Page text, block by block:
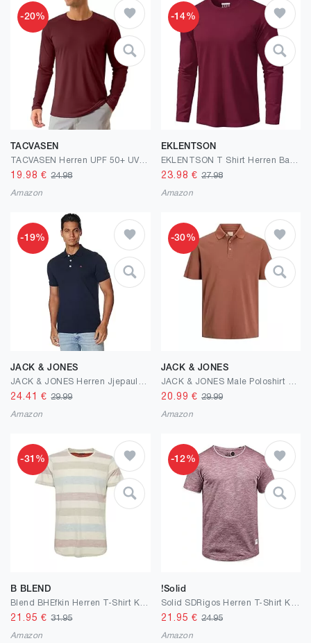
-20%
TACVASEN
19.98 €24.98
Amazon
-14%
EKLENTSON
23.98 € 27.98
Amazon
-19%
JACK & JONES
24.41 €29.99
Amazon
-30%
JACK & JONES
20.99 € 29.99
Amazon
-31%
B BLEND
21.95 €31.95
Amazon
-12%
!Solid
21.95 € 24.95
Amazon